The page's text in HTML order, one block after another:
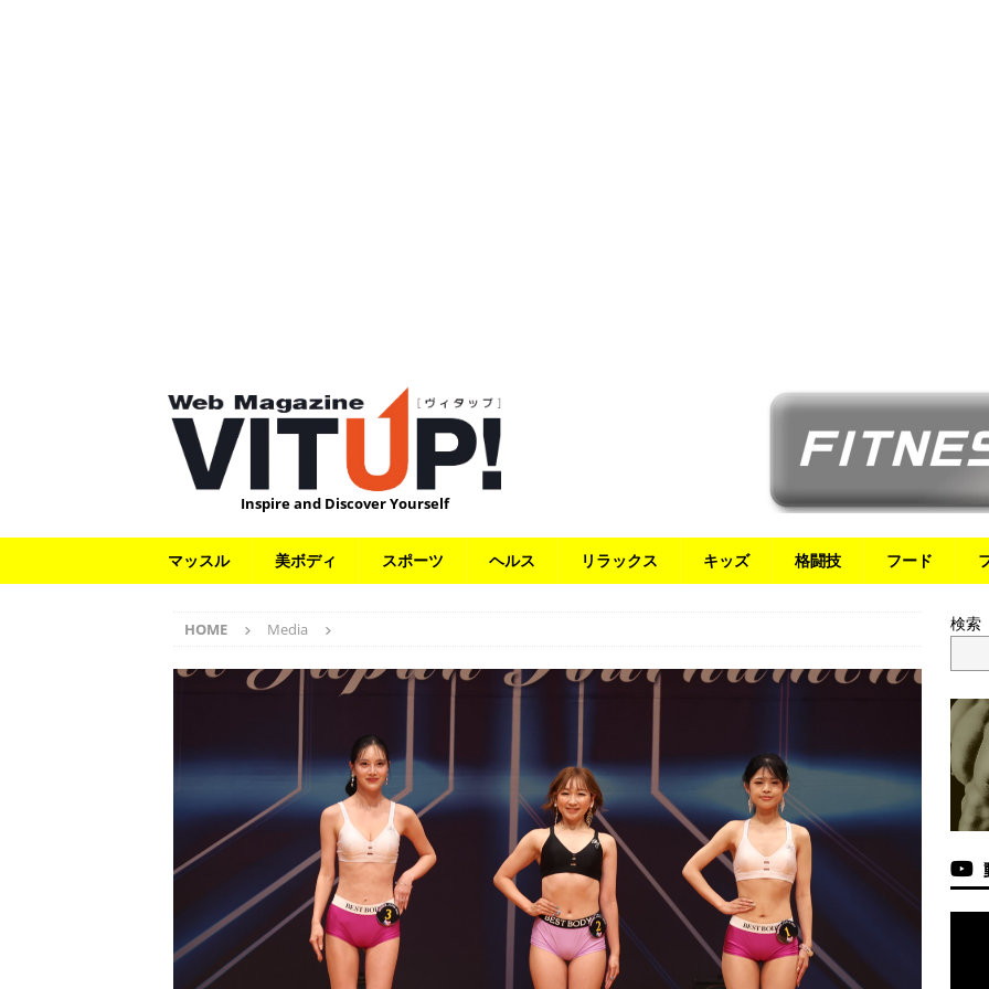
Inspire and Discover Yourself
マッスル 美ボディ スポーツ ヘルス リラックス キッズ 格闘技 フード
HOME Media 検索